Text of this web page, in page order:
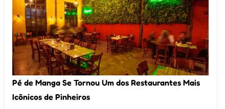
Pé de Manga Se Tornou Um dos Restaurantes Mais
Icônicos de Pinheiros